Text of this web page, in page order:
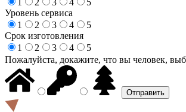
Уровень сервиса
1
2 3 4
5
Срок изготовления
1
2 3 4
5
Пожалуйста, докажите, что вы человек,